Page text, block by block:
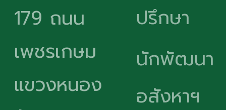
179 ถนน
เพชรเกษม
แขวงหนอง
ปรึกษา
นักพัฒนา
อสังหาฯ